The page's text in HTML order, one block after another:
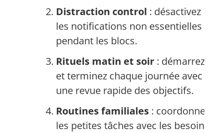
Distraction control : désactivez
les notifications non essentielles
pendant les blocs.
Rituels matin et soir : démarrez
et terminez chaque journée avec
une revue rapide des objectifs.
Routines familiales : coordonnez
les petites tâches avec les besoins